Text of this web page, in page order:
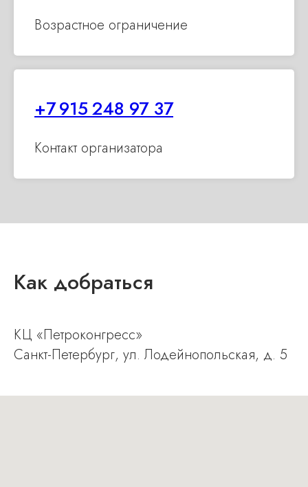
Возрастное ограничение
+7 915 248 97 37
Контакт организатора
Как добраться
КЦ «Петроконгресс»
Санкт-Петербург, ул. Лодейнопольская, д. 5